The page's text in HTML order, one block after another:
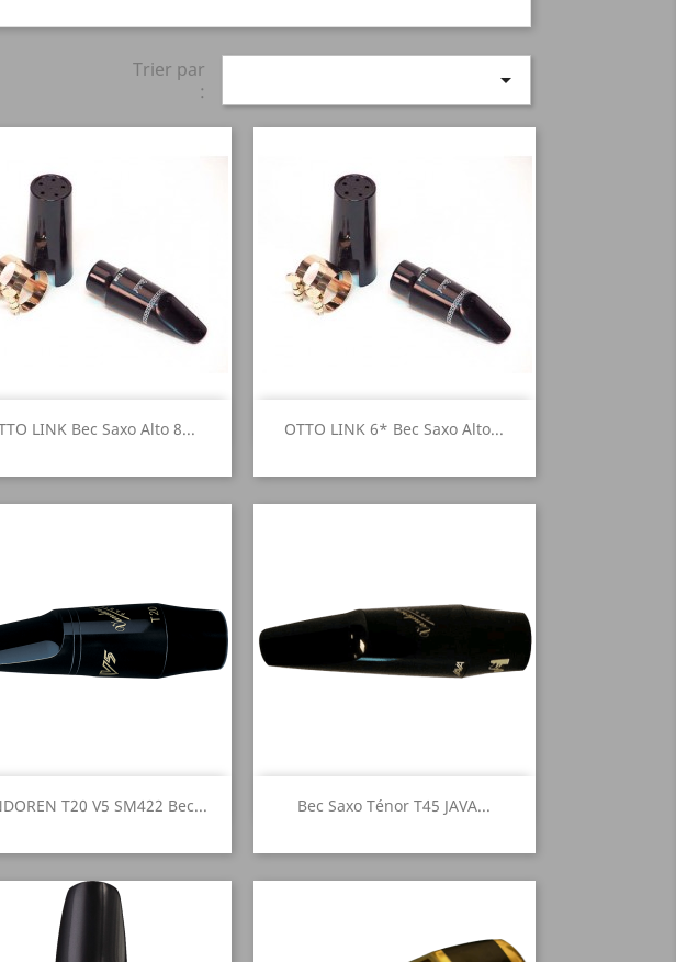
Trier par
:

LINK Bec Saxo Alto 8...
Aperçu rapide OTTO LINK 6* Bec Saxo Alto...
Aperçu rapide
T20 V5 SM422 Bec...
Aperçu rapide Bec Saxo Ténor T45 JAVA...
Aperçu rapide